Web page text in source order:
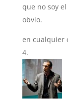
que no soy
obvio.
en cualquier